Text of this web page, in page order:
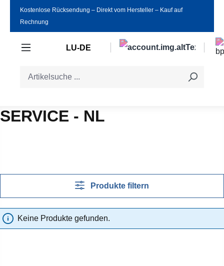
Zum Hauptinhalt springen
Kostenlose Rücksendung ‒ Direkt vom Hersteller ‒ Kauf auf
Rechnung
LU-DE
SERVICE - NL
Produkte filtern
Keine Produkte gefunden.